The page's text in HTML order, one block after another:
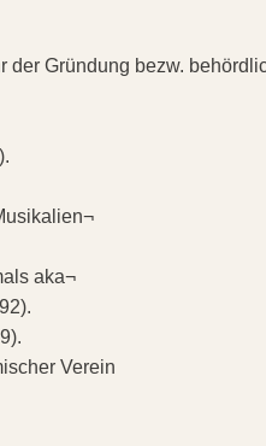
der Gründung bezw.
aka¬
Verein